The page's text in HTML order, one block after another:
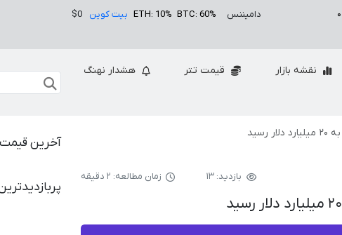
۰ دامیننس BTC: 60%
ETH: 10% بیت کوین $0
نقشه بازار قیمت تتر
هشدار نهنگ
بازدید: ۱۳ زمان مطالعه: ۲ دقیقه
آخرین